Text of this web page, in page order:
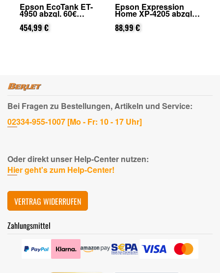
Epson EcoTank ET-
4950 abzgl. 60€
Cashback (von Epson
nach Registrierung)
454,99 €
Epson Expression
Home XP-4205 abzgl.
25€ Cashback (von
Epson nach
Registrierung)
88,99 €
Bei Fragen zu Bestellungen, Artikeln und Service:
02334-955-1007 [Mo - Fr: 10 - 17 Uhr]
Oder direkt unser Help-Center nutzen:
Hier geht's zum Help-Center!
VERTRAG WIDERRUFEN
Zahlungsmittel